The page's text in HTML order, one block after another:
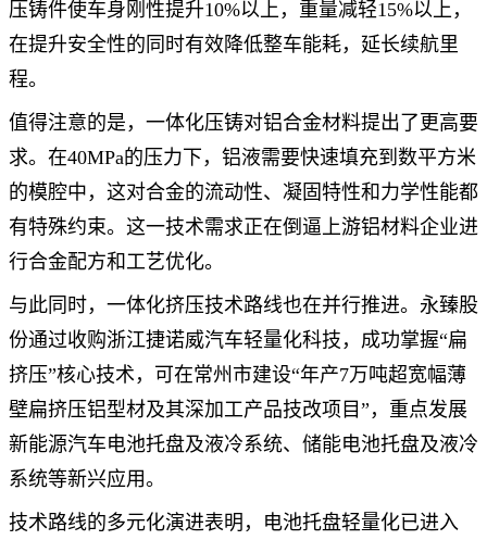
压铸件使车身刚性提升10%以上，重量减轻15%以上，
在提升安全性的同时有效降低整车能耗，延长续航里
程。
值得注意的是，一体化压铸对铝合金材料提出了更高要
求。在40MPa的压力下，铝液需要快速填充到数平方米
的模腔中，这对合金的流动性、凝固特性和力学性能都
有特殊约束。这一技术需求正在倒逼上游铝材料企业进
行合金配方和工艺优化。
与此同时，一体化挤压技术路线也在并行推进。永臻股
份通过收购浙江捷诺威汽车轻量化科技，成功掌握“扁
挤压”核心技术，可在常州市建设“年产7万吨超宽幅薄
壁扁挤压铝型材及其深加工产品技改项目”，重点发展
新能源汽车电池托盘及液冷系统、储能电池托盘及液冷
系统等新兴应用。
技术路线的多元化演进表明，电池托盘轻量化已进入